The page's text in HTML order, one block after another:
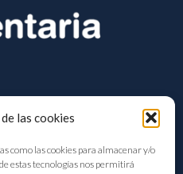
las cookies
como las cookies para almacenar y/o
estas tecnologías nos permitirá